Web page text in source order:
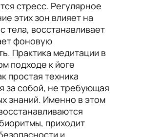
стресс. Регулярное
этих зон влияет на
тела, восстанавливает
фоновую
Практика медитации в
подходе к йоге
простая техника
за собой, не требующая
знаний. Именно в этом
приходит
и